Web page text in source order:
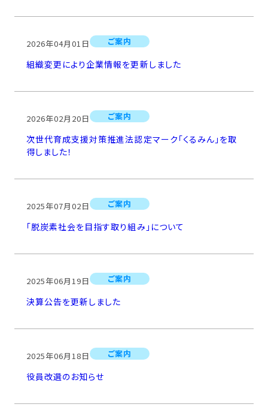
2026年04月01日 ご案内
組織変更により企業情報を更新しました
2026年02月20日 ご案内
次世代育成支援対策推進法認定マーク「くるみん」を取
得しました！
2025年07月02日 ご案内
「脱炭素社会を目指す取り組み」について
2025年06月19日 ご案内
決算公告を更新しました
2025年06月18日 ご案内
役員改選のお知らせ